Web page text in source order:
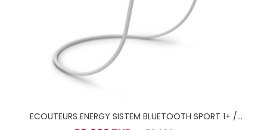
ECOUTEURS ENERGY SISTEM BLUETOOTH SPORT 1+ /
Blanc